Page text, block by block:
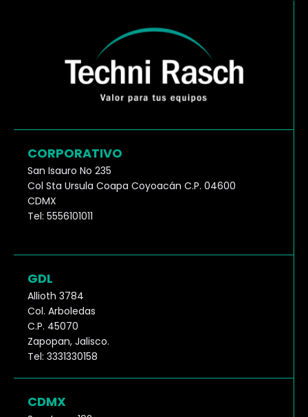
CORPORATIVO
San Isauro No 235
Col Sta Ursula Coapa Coyoacán C.P. 04600
CDMX
Tel: 5556101011
GDL
Allioth 3784
Col. Arboledas
C.P. 45070
Zapopan, Jalisco.
Tel: 3331330158
CDMX